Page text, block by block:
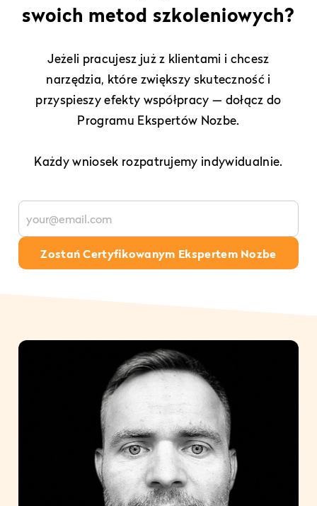
swoich metod szkoleniowych?
Jeżeli pracujesz już z klientami i chcesz
narzędzia, które zwiększy skuteczność i
przyspieszy efekty współpracy — dołącz do
Programu Ekspertów Nozbe.
Każdy wniosek rozpatrujemy indywidualnie.
Zostań Certyfikowanym Ekspertem Nozbe